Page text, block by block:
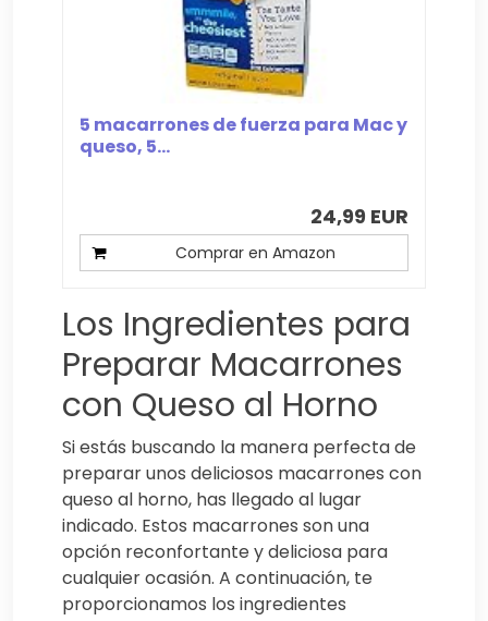
5 macarrones de fuerza para Mac y
queso, 5...
24,99 EUR
Comprar en Amazon
Los Ingredientes para
Preparar Macarrones
con Queso al Horno
Si estás buscando la manera perfecta de
preparar unos deliciosos macarrones con
queso al horno, has llegado al lugar
indicado. Estos macarrones son una
opción reconfortante y deliciosa para
cualquier ocasión. A continuación, te
proporcionamos los ingredientes